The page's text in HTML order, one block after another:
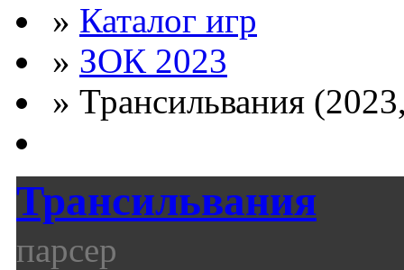
» Каталог игр
» ЗОК 2023
» Трансильвания
Трансильвания
парсер